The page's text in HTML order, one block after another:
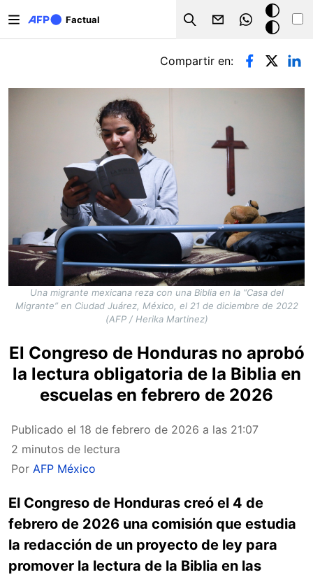
Factual
Search
Modo
oscuro
Solapas principales
Compartir en:
Una migrante mexicana reza con una Biblia en la “Casa del
Migrante” en Ciudad Juárez, México, el 21 de diciembre de 2022
(AFP / Herika Martinez)
El Congreso de Honduras no aprobó
la lectura obligatoria de la Biblia en
escuelas en febrero de 2026
Publicado el 18 de febrero de 2026 a las 21:07
2 minutos de lectura
Por AFP México
El Congreso de Honduras creó el 4 de
febrero de 2026 una comisión que estudia
la redacción de un proyecto de ley para
promover la lectura de la Biblia en las